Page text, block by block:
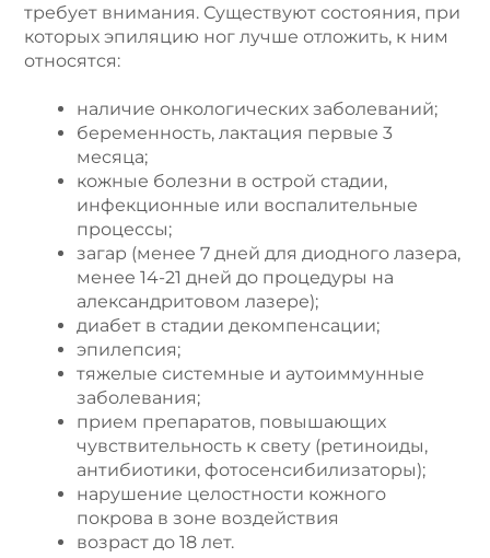
требует внимания. Существуют состояния, при
которых эпиляцию ног лучше отложить, к ним
относятся:
наличие онкологических заболеваний;
беременность, лактация первые 3
месяца;
кожные болезни в острой стадии,
инфекционные или воспалительные
процессы;
загар (менее 7 дней для диодного лазера,
менее 14-21 дней до процедуры на
александритовом лазере);
диабет в стадии декомпенсации;
эпилепсия;
тяжелые системные и аутоиммунные
заболевания;
прием препаратов, повышающих
чувствительность к свету (ретиноиды,
антибиотики, фотосенсибилизаторы);
нарушение целостности кожного
покрова в зоне воздействия
возраст до 18 лет.